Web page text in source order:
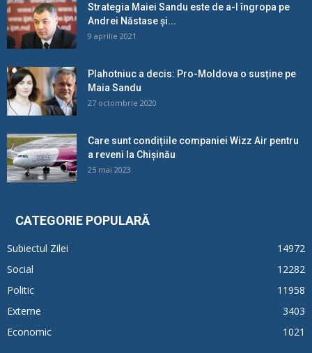
Strategia Maiei Sandu este de a-l îngropa pe
Andrei Năstase și...
9 aprilie 2021
Plahotniuc a decis: Pro-Moldova o susține pe
Maia Sandu
27 octombrie 2020
Care sunt condițiile companiei Wizz Air pentru
a reveni la Chișinău
25 mai 2023
CATEGORIE POPULARĂ
Subiectul Zilei
14972
Social
12282
Politic
11958
Externe
3403
Economic
1021